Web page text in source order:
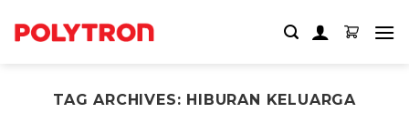
TAG ARCHIVES: HIBURAN KELUARGA